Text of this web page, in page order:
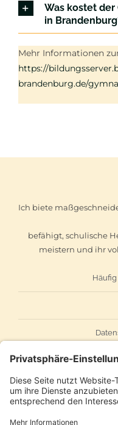
Was kostet
in
Mehr Informationen
https://
brandenburg.de/
Ich biete
befähigt, schulische
meistern und ihr